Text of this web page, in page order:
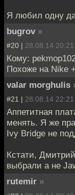
Я любил одну
bugrov »
#20 | 28.08.14 20:21
Кому:
Похоже на Nike
valar morghulis
#21 | 28.08.14 22:21
Аппетитная
менять. Я же
Ivy Bridge не
Кстати,
выбрали а не
rutemir »